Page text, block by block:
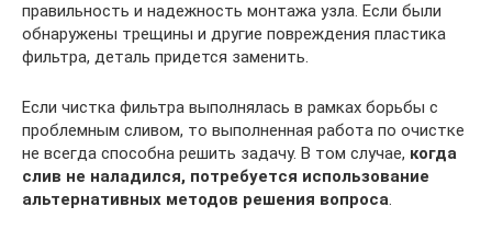
правильность и надежность монтажа узла. Если были
обнаружены трещины и другие повреждения пластика
фильтра, деталь придется заменить.
Если чистка фильтра выполнялась в рамках борьбы с
проблемным сливом, то выполненная работа по очистке
не всегда способна решить задачу. В том случае, когда
слив не наладился, потребуется использование
альтернативных методов решения вопроса.